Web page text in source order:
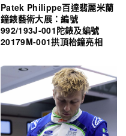
Patek Philippe百達翡麗米蘭
鐘錶藝術大展：編號
992/193J-001陀錶及編號
20179M-001拱頂枱鐘亮相